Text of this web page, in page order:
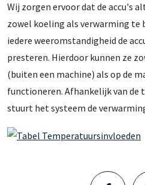
Wij zorgen ervoor dat de accu's
zowel koeling als verwarming te
iedere weeromstandigheid de
presteren. Hierdoor kunnen ze
(buiten een machine) als op de
functioneren. Afhankelijk van de
stuurt het systeem de